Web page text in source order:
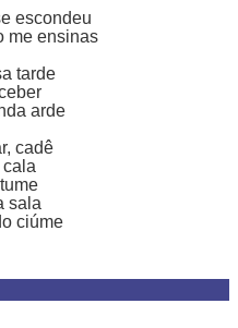
escondeu
me ensinas
tarde
arde
cadê
cala
sala
ciúme